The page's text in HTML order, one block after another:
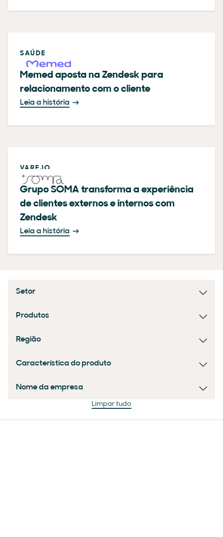
SAÚDE
Memed aposta na Zendesk para
relacionamento com o cliente
Leia a história
VAREJO
Grupo SOMA transforma a experiência
de clientes externos e internos com
Zendesk
Leia a história
Setor
Produtos
Região
Característica do produto
Nome da empresa
Limpar tudo